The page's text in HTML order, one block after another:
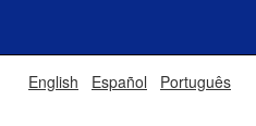
English Español Português